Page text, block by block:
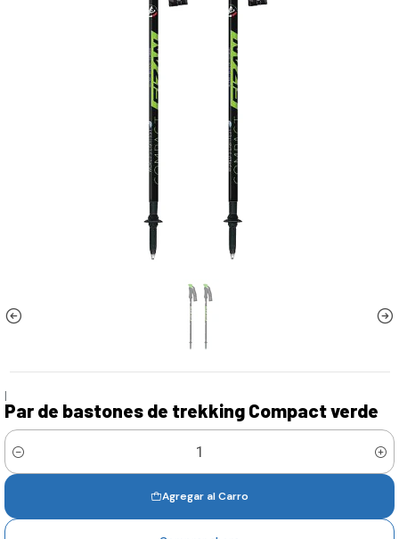
|
Par de bastones de trekking Compact verde
Cantidad
Agregar al Carro